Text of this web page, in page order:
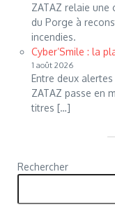
ZATAZ relaie une
du Porge à
incendies.
Cyber’Smile : la
1 août 2026
Entre deux
ZATAZ passe en
titres […]
Rechercher